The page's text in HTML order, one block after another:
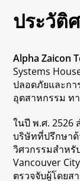
ประวัติ
Alpha Zaicon
Systems
ปลอดภัยและกา
อุตสาหกรรม ท
ในปี พ.ศ. 2526
บริษัทที่ปรึกษา
วิศวกรรมสำหรั
Vancouver
ตรวจจับผู้โดยส